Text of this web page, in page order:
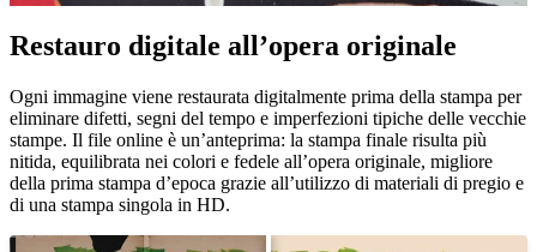
Restauro digitale all’opera originale
Ogni immagine viene restaurata digitalmente prima della stampa per
eliminare difetti, segni del tempo e imperfezioni tipiche delle vecchie
stampe. Il file online è un’anteprima: la stampa finale risulta più
nitida, equilibrata nei colori e fedele all’opera originale, migliore
della prima stampa d’epoca grazie all’utilizzo di materiali di pregio e
di una stampa singola in HD.